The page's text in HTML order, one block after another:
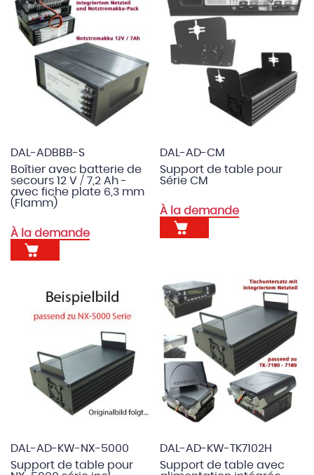
DAL-ADBBB-S
Boîtier avec batterie de
secours 12 V / 7,2 Ah -
avec fiche plate 6,3 mm
(Flamm)
À la demande
DAL-AD-CM
Support de table pour
Série CM
À la demande
DAL-AD-KW-NX-5000
Support de table pour
DAL-AD-KW-TK7102H
Support de table avec